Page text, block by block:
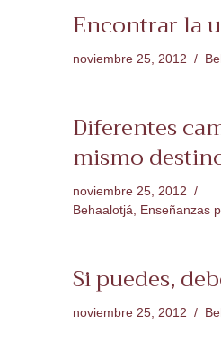
Encontrar la
noviembre 25, 2012
Diferentes
mismo
noviembre 25, 2012
Behaalotjá, Enseñanzas
Si puedes,
noviembre 25, 2012